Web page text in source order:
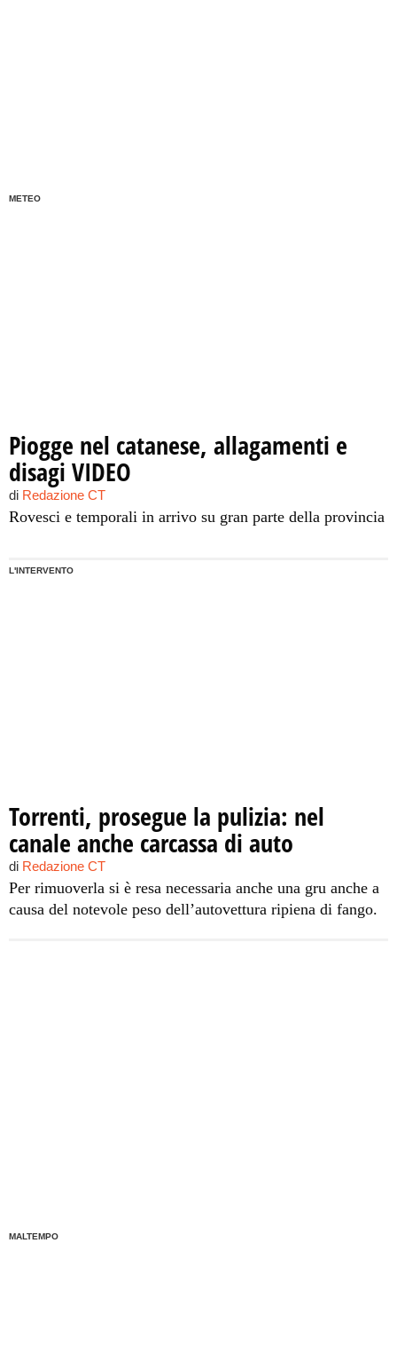
METEO
Piogge nel catanese, allagamenti e
disagi VIDEO
di Redazione CT
Rovesci e temporali in arrivo su gran parte della provincia
L'INTERVENTO
Torrenti, prosegue la pulizia: nel
canale anche carcassa di auto
di Redazione CT
Per rimuoverla si è resa necessaria anche una gru anche a
causa del notevole peso dell’autovettura ripiena di fango.
MALTEMPO